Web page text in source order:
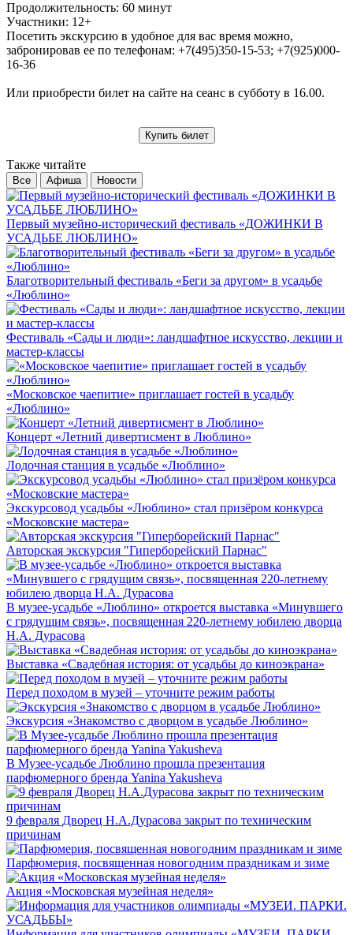
Продолжительность: 60 минут
Участники: 12+
Посетить экскурсию в удобное для вас время можно,
забронировав ее по телефонам: +7(495)350-15-53; +7(925)000-
16-36
Или приобрести билет на сайте на сеанс в субботу в 16.00.
Купить билет
Также читайте
Все Афиша Новости
Первый музейно-исторический фестиваль «ДОЖИНКИ В
УСАДЬБЕ ЛЮБЛИНО»
Благотворительный фестиваль «Беги за другом» в усадьбе
«Люблино»
Фестиваль «Сады и люди»: ландшафтное искусство, лекции и
мастер-классы
«Московское чаепитие» приглашает гостей в усадьбу
«Люблино»
Концерт «Летний дивертисмент в Люблино»
Лодочная станция в усадьбе «Люблино»
Экскурсовод усадьбы «Люблино» стал призёром конкурса
«Московские мастера»
Авторская экскурсия "Гиперборейский Парнас"
В музее-усадьбе «Люблино» откроется выставка «Минувшего
с грядущим связь», посвященная 220-летнему юбилею дворца
Н.А. Дурасова
Выставка «Свадебная история: от усадьбы до киноэкрана»
Перед походом в музей – уточните режим работы
Экскурсия «Знакомство с дворцом в усадьбе Люблино»
В Музее-усадьбе Люблино прошла презентация
парфюмерного бренда Yanina Yakusheva
9 февраля Дворец Н.А.Дурасова закрыт по техническим
причинам
Парфюмерия, посвященная новогодним праздникам и зиме
Акция «Московская музейная неделя»